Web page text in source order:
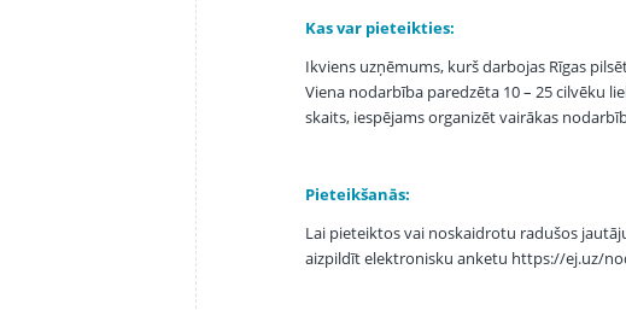
Kas var pieteikties:
Ikviens uzņēmums, kurš darbojas Rīgas
Viena nodarbība paredzēta 10 – 25 cilvēku
skaits, iespējams organizēt vairākas
Pieteikšanās:
Lai pieteiktos vai noskaidrotu radušos
aizpildīt elektronisku anketu https://ej.uz/